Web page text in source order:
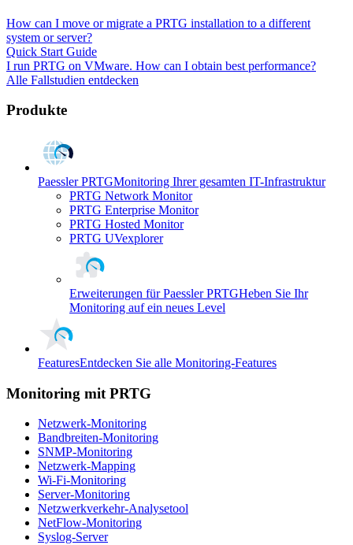
How can I move or migrate a PRTG installation to a different
system or server?
Quick Start Guide
I run PRTG on VMware. How can I obtain best performance?
Alle Fallstudien entdecken
Produkte
Paessler PRTGMonitoring Ihrer gesamten IT-Infrastruktur
PRTG Network Monitor
PRTG Enterprise Monitor
PRTG Hosted Monitor
PRTG UVexplorer
Erweiterungen für Paessler PRTGHeben Sie Ihr
Monitoring auf ein neues Level
FeaturesEntdecken Sie alle Monitoring-Features
Monitoring mit PRTG
Netzwerk-Monitoring
Bandbreiten-Monitoring
SNMP-Monitoring
Netzwerk-Mapping
Wi-Fi-Monitoring
Server-Monitoring
Netzwerkverkehr-Analysetool
NetFlow-Monitoring
Syslog-Server